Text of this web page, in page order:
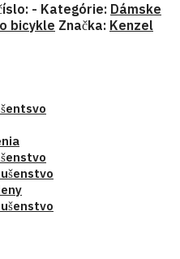
- Kategórie: Dámske
bicykle Značka: Kenzel